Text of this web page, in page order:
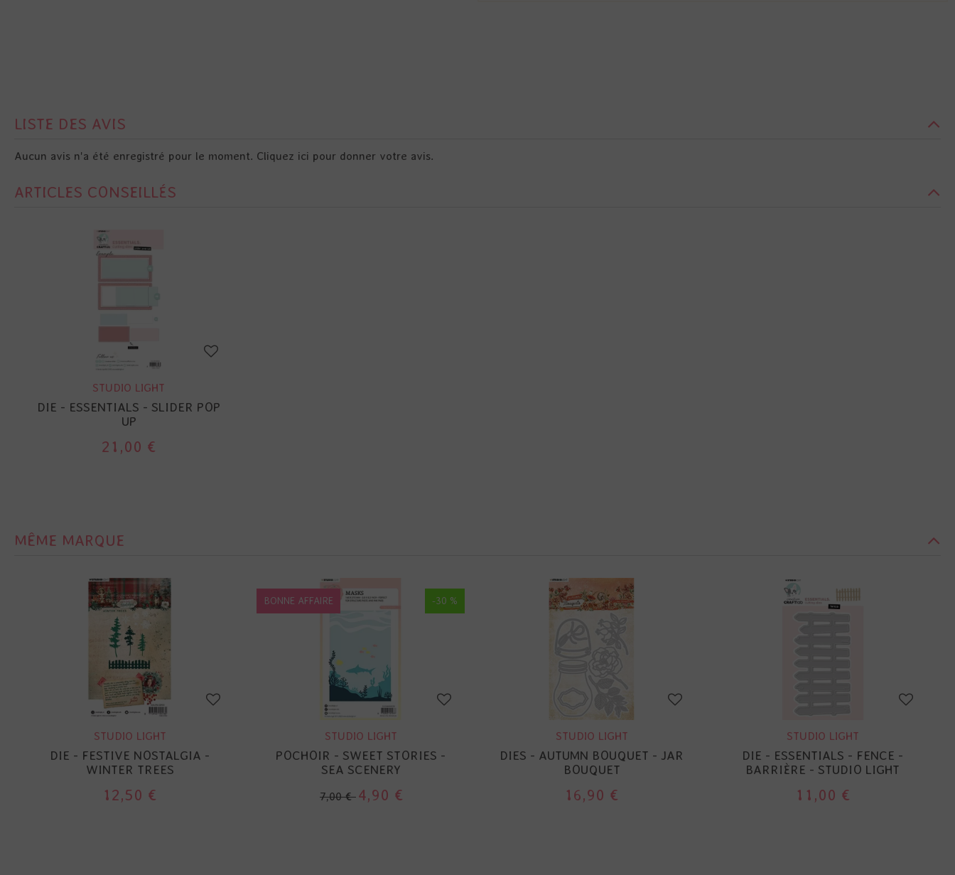
LISTE DES AVIS
Aucun avis n'a été enregistré pour le moment. Cliquez ici pour donner votre avis.
ARTICLES CONSEILLÉS
STUDIO LIGHT
DIE - ESSENTIALS - SLIDER POP
UP
21,00 €
MÊME MARQUE
STUDIO LIGHT
DIE - FESTIVE NOSTALGIA -
WINTER TREES
12,50 €
BONNE AFFAIRE -30 %
STUDIO LIGHT
POCHOIR - SWEET STORIES -
SEA SCENERY
7,00 € 4,90 €
STUDIO LIGHT
DIES - AUTUMN BOUQUET - JAR
BOUQUET
16,90 €
STUDIO LIGHT
DIE - ESSENTIALS - FENCE -
BARRIÈRE - STUDIO LIGHT
11,00 €